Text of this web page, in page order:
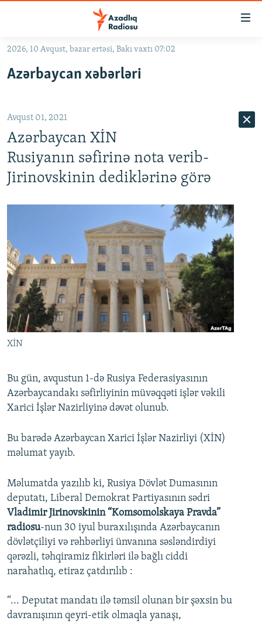
Əsas
qayıt
qayıt
Axtarışa
keç
#ƏSLINDƏ
FƏRQƏ BAX
QANUNI DOĞRU
FOTOQALEREYA
İNFOQRAFIKA
KARIKATURA
OXU ZALI
AZƏRBAYCAN ƏDƏBIYYATI KITABXANASI
İSLAM VƏ DEMOKRATIYA
İZ - MƏDƏNIYYƏT PROQRAMI
HAQQIMIZDA
MISSIYAMIZ
PEŞƏ ETIKASI VƏ JURNALISTIKA STANDARTLARIMIZ
MATERIALLARIMIZDAN ISTIFADƏ
XƏBƏR BÜLLETENLƏRIMIZ
BIZI IZLƏ
RFE/RL-in bütün saytları
2026, 10 Avqust, bazar ertəsi, Bakı vaxtı 07:02
Azərbaycan xəbərləri
Avqust 01, 2021
Azərbaycan XİN
Rusiyanın səfirinə nota verib-
Jirinovskinin dediklərinə görə
XİN
Bu gün, avqustun 1-də Rusiya Federasiyasının
Azərbaycandakı səfirliyinin müvəqqəti işlər vəkili
Xarici İşlər Nazirliyinə dəvət olunub.
Bu barədə Azərbaycan Xarici İşlər Nazirliyi (XİN)
məlumat yayıb.
Məlumatda yazılıb ki, Rusiya Dövlət Dumasının
deputatı, Liberal Demokrat Partiyasının sədri
Vladimir Jirinovskinin “Komsomolskaya Pravda”
radiosu-nun 30 iyul buraxılışında Azərbaycanın
dövlətçiliyi və rəhbərliyi ünvanına səsləndirdiyi
qərəzli, təhqiramiz fikirləri ilə bağlı ciddi
narahatlıq, etiraz çatdırılıb :
“... Deputat mandatı ilə təmsil olunan bir şəxsin bu
davranışının qeyri-etik olmaqla yanaşı,